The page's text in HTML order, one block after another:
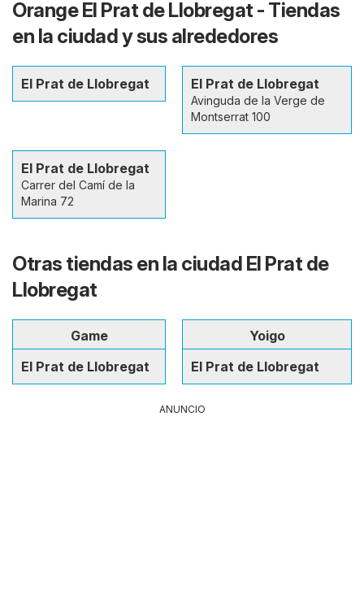
Orange El Prat de Llobregat - Tiendas
en la ciudad y sus alrededores
El Prat de Llobregat El Prat de Llobregat
Avinguda de la Verge de
Montserrat 100
El Prat de Llobregat
Carrer del Camí de la
Marina 72
Otras tiendas en la ciudad El Prat de
Llobregat
Game
El Prat de Llobregat
Yoigo
El Prat de Llobregat
ANUNCIO